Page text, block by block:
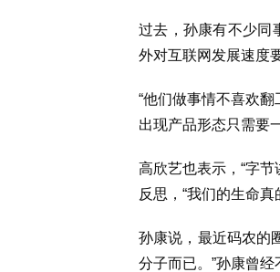
过去，孙康有不少同
外对互联网发展速度
“他们做事情不喜欢
出现产品形态只需要
高欣艺也表示，“字
反思，“我们的生命真
孙康说，最近码农的
分子而已。”孙康曾经